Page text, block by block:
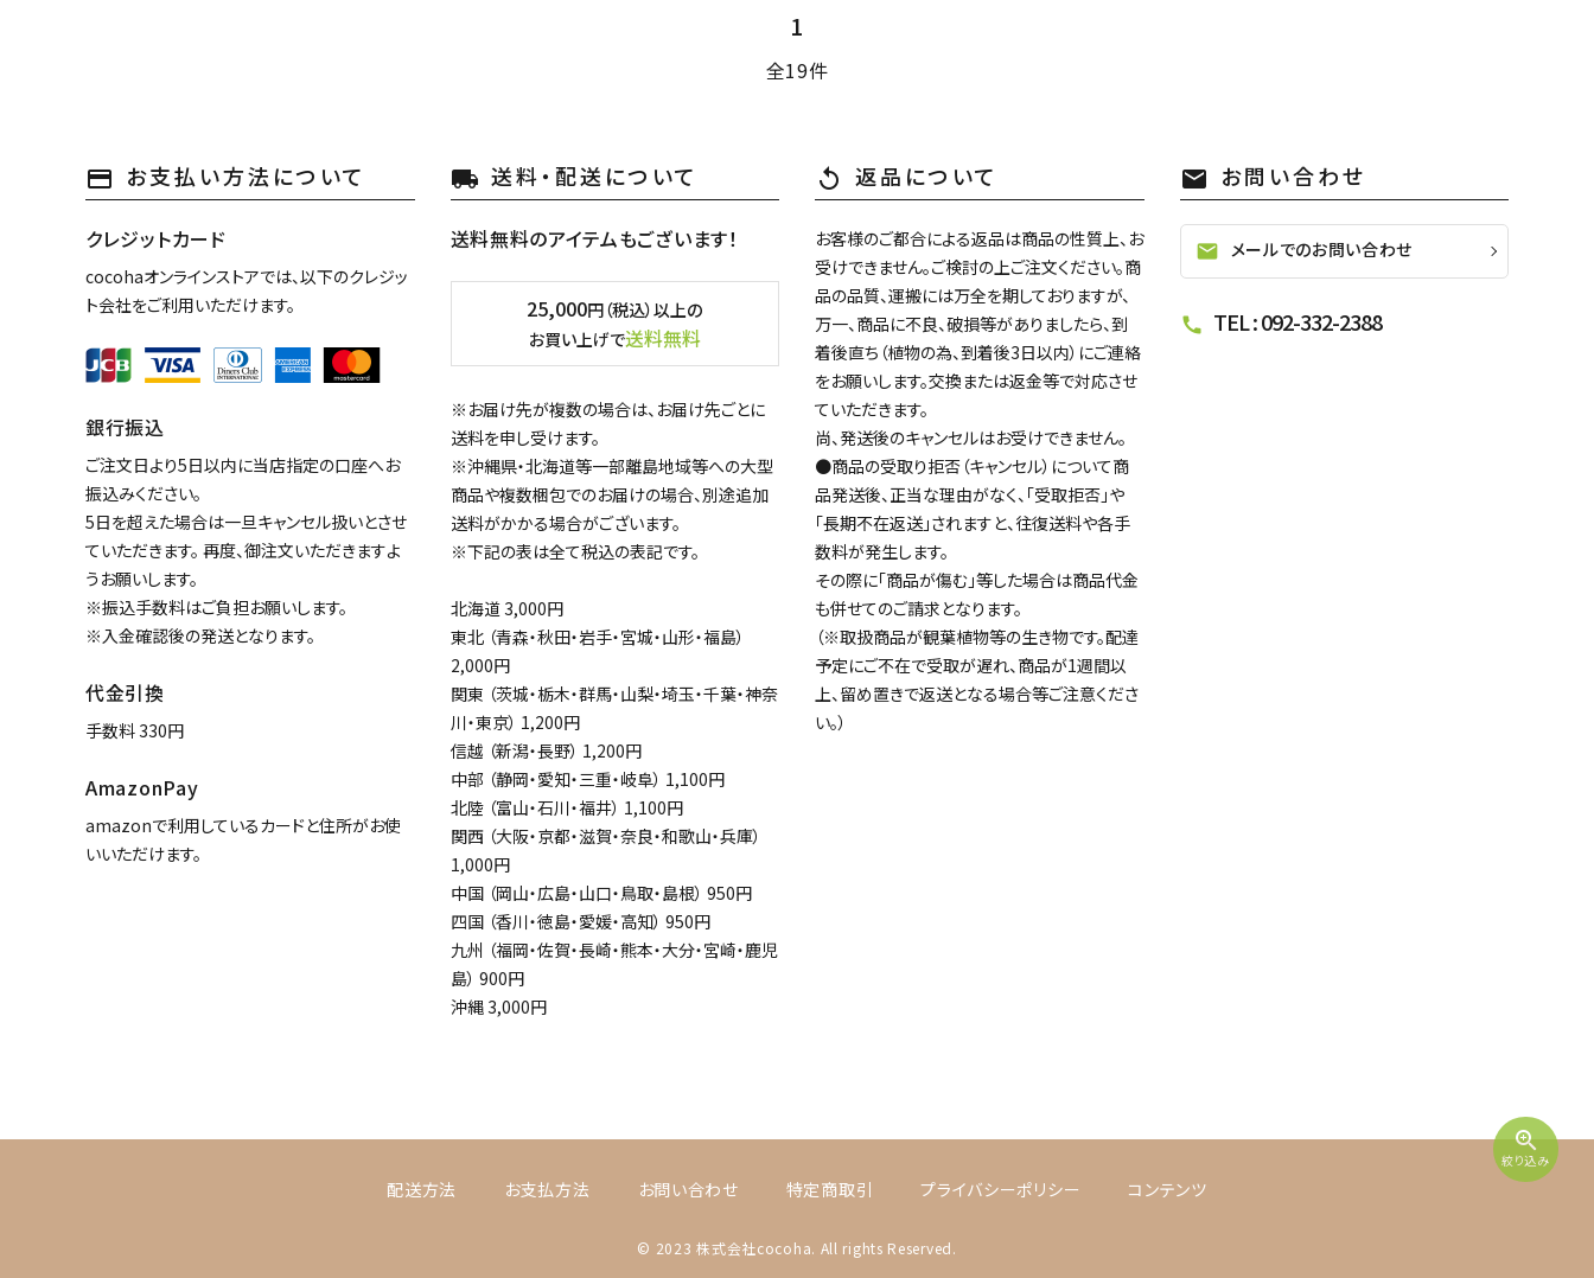
1
全19件
zoom_in
絞り込み
キーワード
カテゴリー
検索する
payment お支払い方法について
クレジットカード
cocohaオンラインストアでは、以下のクレジッ
ト会社をご利用いただけます。
銀行振込
ご注文日より5日以内に当店指定の口座へお
振込みください。
5日を超えた場合は一旦キャンセル扱いとさせ
ていただきます。 再度、御注文いただきますよ
うお願いします。
※振込手数料はご負担お願いします。
※入金確認後の発送となります。
代金引換
手数料 330円
AmazonPay
amazonで利用しているカードと住所がお使
いいただけます。
local_shipping 送料・配送について
送料無料のアイテムもございます！
25,000円（税込）以上の
お買い上げで送料無料
※お届け先が複数の場合は、お届け先ごとに
送料を申し受けます。
※沖縄県・北海道等一部離島地域等への大型
商品や複数梱包でのお届けの場合、別途追加
送料がかかる場合がございます。
※下記の表は全て税込の表記です。
北海道 3,000円
東北 （青森・秋田・岩手・宮城・山形・福島）
2,000円
関東 （茨城・栃木・群馬・山梨・埼玉・千葉・神奈
川・東京） 1,200円
信越 （新潟・長野） 1,200円
中部 （静岡・愛知・三重・岐阜） 1,100円
北陸 （富山・石川・福井） 1,100円
関西 （大阪・京都・滋賀・奈良・和歌山・兵庫）
1,000円
中国 （岡山・広島・山口・鳥取・島根） 950円
四国 （香川・徳島・愛媛・高知） 950円
九州 （福岡・佐賀・長崎・熊本・大分・宮崎・鹿児
島） 900円
沖縄 3,000円
replay 返品について
お客様のご都合による返品は商品の性質上、お
受けできません。ご検討の上ご注文ください。商
品の品質、運搬には万全を期しておりますが、
万一、商品に不良、破損等がありましたら、到
着後直ち（植物の為、到着後3日以内）にご連絡
をお願いします。交換または返金等で対応させ
ていただきます。
尚、発送後のキャンセルはお受けできません。
●商品の受取り拒否（キャンセル）について商
品発送後、正当な理由がなく、「受取拒否」や
「長期不在返送」されますと、往復送料や各手
数料が発生します。
その際に「商品が傷む」等した場合は商品代金
も併せてのご請求となります。
（※取扱商品が観葉植物等の生き物です。配達
予定にご不在で受取が遅れ、商品が1週間以
上、留め置きで返送となる場合等ご注意くださ
い。）
mail お問い合わせ
mail メールでのお問い合わせ
call TEL : 092-332-2388
配送方法 お支払方法 お問い合わせ 特定商取引 プライバシーポリシー コンテンツ
© 2023 株式会社cocoha. All rights Reserved.